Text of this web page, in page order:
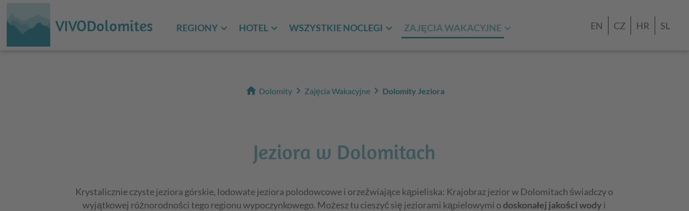
EN CZ HR SL
VIVODolomites REGIONY HOTEL WSZYSTKIE NOCLEGI ZAJĘCIA WAKACYJNE
home Dolomitychevron_right Zajęcia Wakacyjnechevron_right Dolomity Jeziora
Jeziora w Dolomitach
Krystalicznie czyste jeziora górskie, lodowate jeziora polodowcowe i orzeźwiające kąpieliska: Krajobraz jezior w Dolomitach świadczy o
wyjątkowej różnorodności tego regionu wypoczynkowego. Możesz tu cieszyć się jeziorami kąpielowymi odoskonałej jakości wody i